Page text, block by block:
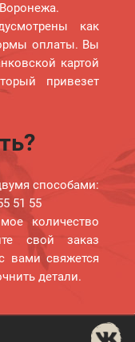
как
оплаты. Вы
картой
привезет
способами:
51 55
количество
свой заказ
вами свяжется
детали.